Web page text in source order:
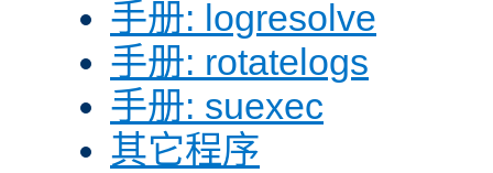
手册: logresolve
手册: rotatelogs
手册: suexec
其它程序